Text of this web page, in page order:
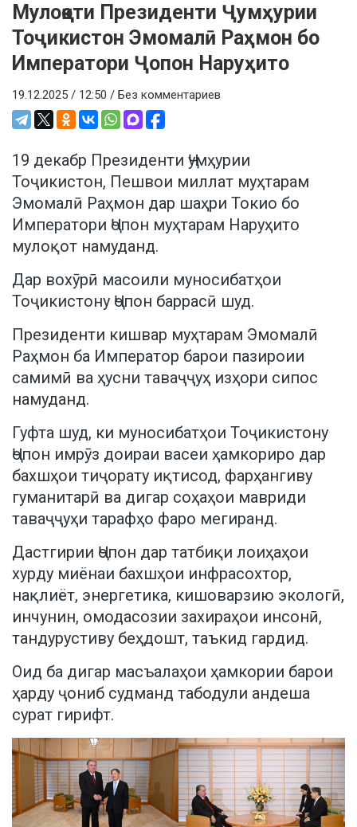
Мулоқоти Президенти Ҷумҳурии
Тоҷикистон Эмомалӣ Раҳмон бо
Императори Ҷопон Наруҳито
19.12.2025 / 12:50 / Без комментариев
19 декабр Президенти Ҷумҳурии
Тоҷикистон, Пешвои миллат муҳтарам
Эмомалӣ Раҳмон дар шаҳри Токио бо
Императори Ҷопон муҳтарам Наруҳито
мулоқот намуданд.
Дар вохӯрӣ масоили муносибатҳои
Тоҷикистону Ҷопон баррасӣ шуд.
Президенти кишвар муҳтарам Эмомалӣ
Раҳмон ба Император барои пазироии
самимӣ ва ҳусни таваҷҷуҳ изҳори сипос
намуданд.
Гуфта шуд, ки муносибатҳои Тоҷикистону
Ҷопон имрӯз доираи васеи ҳамкориро дар
бахшҳои тиҷорату иқтисод, фарҳангиву
гуманитарӣ ва дигар соҳаҳои мавриди
таваҷҷуҳи тарафҳо фаро мегиранд.
Дастгирии Ҷопон дар татбиқи лоиҳаҳои
хурду миёнаи бахшҳои инфрасохтор,
нақлиёт, энергетика, кишоварзию экологӣ,
инчунин, омодасозии захираҳои инсонӣ,
тандурустиву беҳдошт, таъкид гардид.
Оид ба дигар масъалаҳои ҳамкории барои
ҳарду ҷониб судманд табодули андеша
сурат гирифт.